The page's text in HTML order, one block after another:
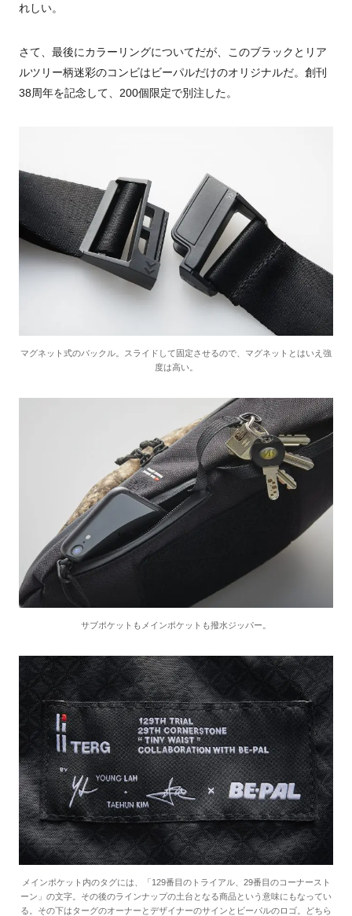
れしい。
さて、最後にカラーリングについてだが、このブラックとリア
ルツリー柄迷彩のコンビはビーパルだけのオリジナルだ。創刊
38周年を記念して、200個限定で別注した。
マグネット式のバックル。スライドして固定させるので、マグネットとはいえ強
度は高い。
サブポケットもメインポケットも撥水ジッパー。
メインポケット内のタグには、「129番目のトライアル、29番目のコーナースト
ーン」の文字。その後のラインナップの土台となる商品という意味にもなってい
る。その下はターグのオーナーとデザイナーのサインとビーパルのロゴ。どちら